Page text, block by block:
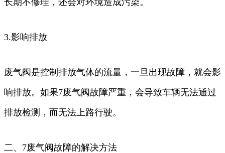
3.影响排放
废气阀是控制排放气体的流量，一旦出现故障，就会影
响排放。如果7废气阀故障严重，会导致车辆无法通过
排放检测，而无法上路行驶。
二、7废气阀故障的解决方法